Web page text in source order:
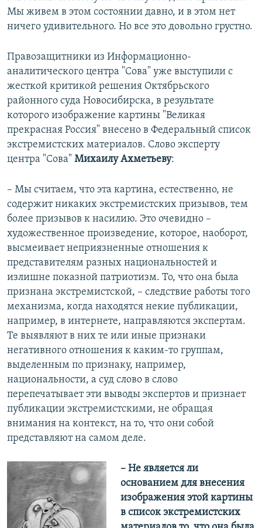
Мы живем в этом состоянии давно, и в этом нет
ничего удивительного. Но все это довольно грустно.
Правозащитники из Информационно-
аналитического центра "Сова" уже выступили с
жесткой критикой решения Октябрьского
районного суда Новосибирска, в результате
которого изображение картины "Великая
прекрасная Россия" внесено в Федеральный список
экстремистских материалов. Слово эксперту
центра "Сова" Михаилу Ахметьеву:
– Мы считаем, что эта картина, естественно, не
содержит никаких экстремистских призывов, тем
более призывов к насилию. Это очевидно –
художественное произведение, которое, наоборот,
высмеивает неприязненные отношения к
представителям разных национальностей и
излишне показной патриотизм. То, что она была
признана экстремистской, – следствие работы того
механизма, когда находятся некие публикации,
например, в интернете, направляются экспертам.
Те выявляют в них те или иные признаки
негативного отношения к каким-то группам,
выделенным по признаку, например,
национальности, а суд слово в слово
перепечатывает эти выводы экспертов и признает
публикации экстремистскими, не обращая
внимания на контекст, на то, что они собой
представляют на самом деле.
– Не является ли
основанием для внесения
изображения этой картины
в список экстремистских